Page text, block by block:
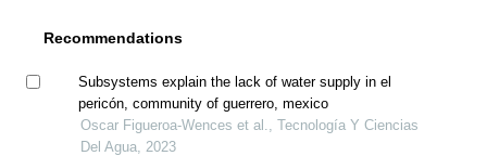
Recommendations
Subsystems explain the lack of water supply in el
pericón, community of guerrero, mexico
Oscar Figueroa-Wences et al., Tecnología Y Ciencias
Del Agua, 2023